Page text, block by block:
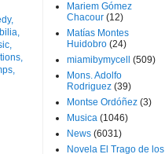
Mariem Gómez
Chacour (12)
Matías Montes
Huidobro (24)
miamibymycell
(509)
Mons. Adolfo
Rodriguez (39)
Montse Ordóñez (3)
Musica (1046)
News (6031)
Novela El Trago de los